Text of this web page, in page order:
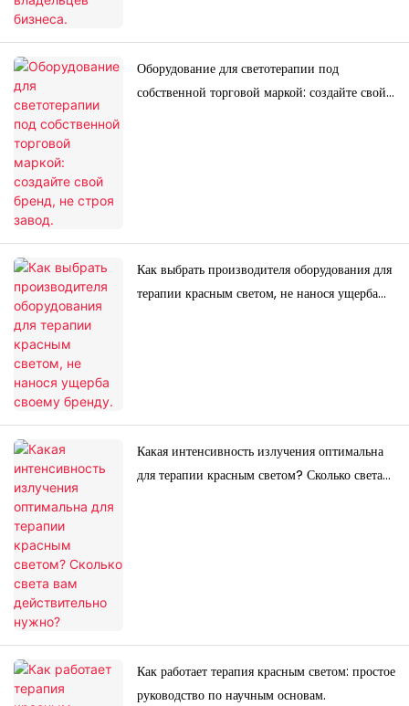
Оборудование для светотерапии под
собственной торговой маркой: создайте свой
Как выбрать производителя оборудования для
терапии красным светом, не нанося ущерба
Какая интенсивность излучения оптимальна
для терапии красным светом? Сколько света
Как работает терапия красным светом: простое
руководство по научным основам.